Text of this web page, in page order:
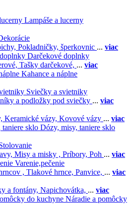
Lampáše a lucerny
Pokladničky, šperkovnic ... viac
Darčekové doplnky
Tašky darčekové, ... viac
Kahance a náplne
Sviečky a svietniky
a podložky pod sviečky ... viac
Keramické vázy, Kovové vázy ... viac
Dózy, misy, taniere sklo
Misy a misky , Príbory, Poh ... viac
Varenie,pečenie
, Tlakové hrnce, Panvice, ... viac
a fontány, Napichovátka, ... viac
Náradie a pomôcky